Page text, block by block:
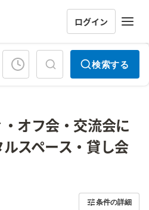
ログイン
検索する
オフ会・交流会に
スペース・貸し会
条件の詳細